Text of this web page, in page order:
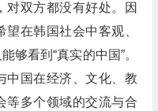
对双方都没有好处。因
在韩国社会中客观、
够看到“真实的中国”。
中国在经济、文化、教
等多个领域的交流与合